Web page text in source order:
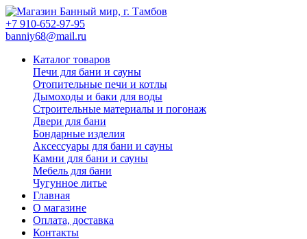
+7 910-652-97-95
banniy68@mail.ru
Каталог товаров
Печи для бани и сауны
Отопительные печи и котлы
Дымоходы и баки для воды
Строительные материалы и погонаж
Двери для бани
Бондарные изделия
Аксессуары для бани и сауны
Камни для бани и сауны
Мебель для бани
Чугунное литье
Главная
О магазине
Оплата, доставка
Контакты